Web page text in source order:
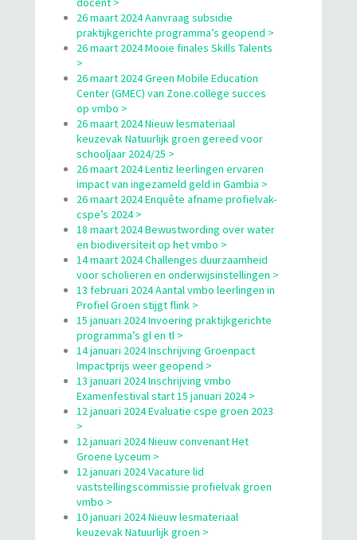
26 maart 2024 Aanvraag subsidie
praktijkgerichte programma’s geopend >
26 maart 2024 Mooie finales Skills Talents
>
26 maart 2024 Green Mobile Education
Center (GMEC) van Zone.college succes
op vmbo >
26 maart 2024 Nieuw lesmateriaal
keuzevak Natuurlijk groen gereed voor
schooljaar 2024/25 >
26 maart 2024 Lentiz leerlingen ervaren
impact van ingezameld geld in Gambia >
26 maart 2024 Enquête afname profielvak-
cspe’s 2024 >
18 maart 2024 Bewustwording over water
en biodiversiteit op het vmbo >
14 maart 2024 Challenges duurzaamheid
voor scholieren en onderwijsinstellingen >
13 februari 2024 Aantal vmbo leerlingen in
Profiel Groen stijgt flink >
15 januari 2024 Invoering praktijkgerichte
programma’s gl en tl >
14 januari 2024 Inschrijving Groenpact
Impactprijs weer geopend >
13 januari 2024 Inschrijving vmbo
Examenfestival start 15 januari 2024 >
12 januari 2024 Evaluatie cspe groen 2023
>
12 januari 2024 Nieuw convenant Het
Groene Lyceum >
12 januari 2024 Vacature lid
vaststellingscommissie profielvak groen
vmbo >
10 januari 2024 Nieuw lesmateriaal
keuzevak Natuurlijk groen >